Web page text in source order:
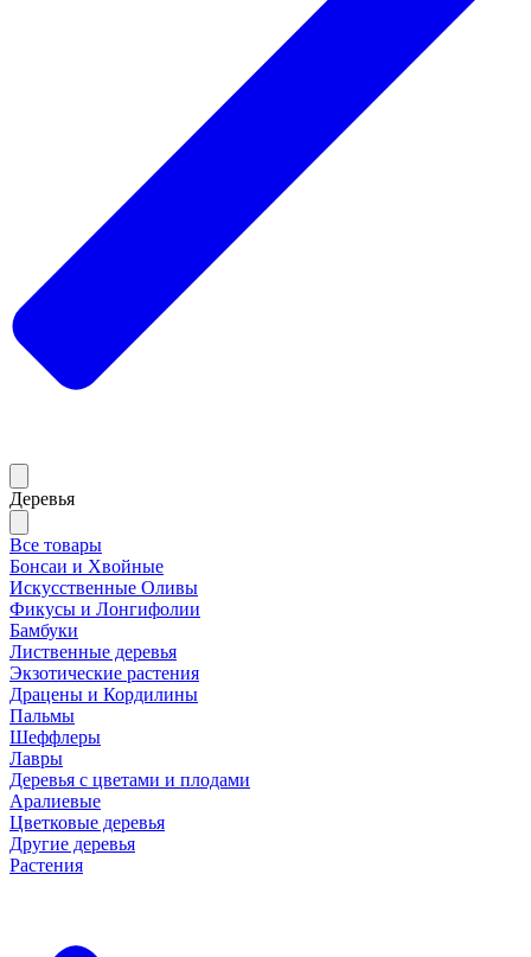
Деревья
Все товары
Бонсаи и Хвойные
Искусственные Оливы
Фикусы и Лонгифолии
Бамбуки
Лиственные деревья
Экзотические растения
Драцены и Кордилины
Пальмы
Шеффлеры
Лавры
Деревья с цветами и плодами
Аралиевые
Цветковые деревья
Другие деревья
Растения